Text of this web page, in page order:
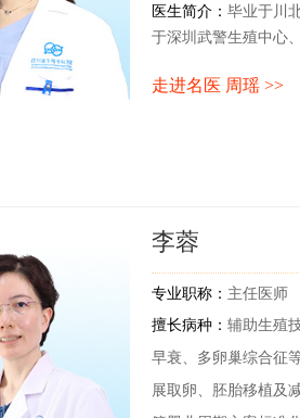
医生简介： 毕业于川
于深圳武警生殖中心
任教授学习。主要从
卵巢相关性不孕等的
走进名医 周瑶 >>
李蓉
专业职称： 主任医师
擅长病种： 辅助生殖
早衰、多卵巢综合征
展取卵、胚胎移植及